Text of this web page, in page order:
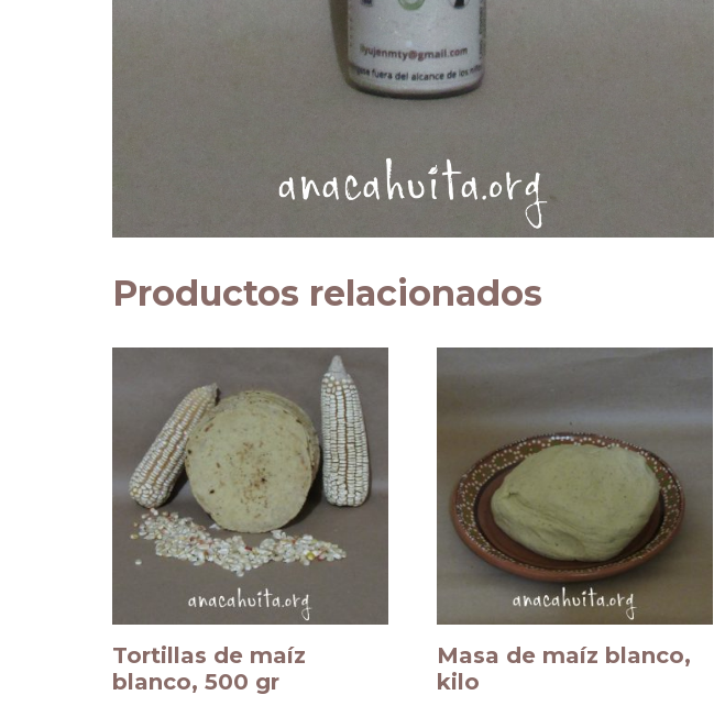
Productos relacionados
Tortillas de maíz
blanco, 500 gr
Masa de maíz blanco,
kilo